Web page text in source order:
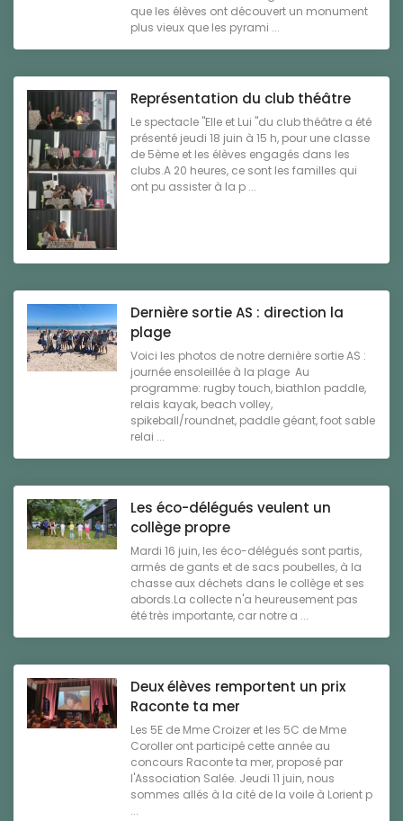
que les élèves ont découvert un monument
plus vieux que les pyrami ...
Représentation du club théâtre
Le spectacle "Elle et Lui "du club théâtre a été
présenté jeudi 18 juin à 15 h, pour une classe
de 5ème et les élèves engagés dans les
clubs.A 20 heures, ce sont les familles qui
ont pu assister à la p ...
Dernière sortie AS : direction la
plage
Voici les photos de notre dernière sortie AS :
journée ensoleillée à la plage Au
programme: rugby touch, biathlon paddle,
relais kayak, beach volley,
spikeball/roundnet, paddle géant, foot sable
relai ...
Les éco-délégués veulent un
collège propre
Mardi 16 juin, les éco-délégués sont partis,
armés de gants et de sacs poubelles, à la
chasse aux déchets dans le collège et ses
abords.La collecte n'a heureusement pas
été très importante, car notre a ...
Deux élèves remportent un prix
Raconte ta mer
Les 5E de Mme Croizer et les 5C de Mme
Coroller ont participé cette année au
concours Raconte ta mer, proposé par
l'Association Salée. Jeudi 11 juin, nous
sommes allés à la cité de la voile à Lorient p
...